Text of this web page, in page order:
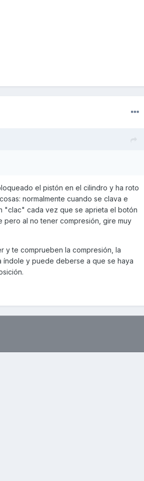
el pistón en el cilindro y ha roto
normalmente cuando se clava e
"clac" cada vez que se aprieta el botón
pero al no tener compresión, gire muy
y te comprueben la compresión, la
índole y puede deberse a que se haya